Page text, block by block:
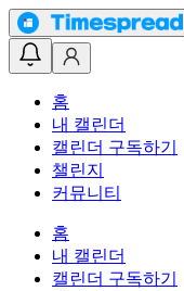
홈
내 캘린더
캘린더 구독하기
챌린지
커뮤니티
홈
내 캘린더
캘린더 구독하기